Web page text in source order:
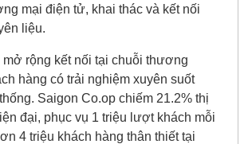
mại điện tử, khai thác và kết nối
liệu.
mở rộng kết nối tại chuỗi thương
hàng có trải nghiệm xuyên suốt
Saigon Co.op chiếm 21.2% thị
đại, phục vụ 1 triệu lượt khách mỗi
4 triệu khách hàng thân thiết tại